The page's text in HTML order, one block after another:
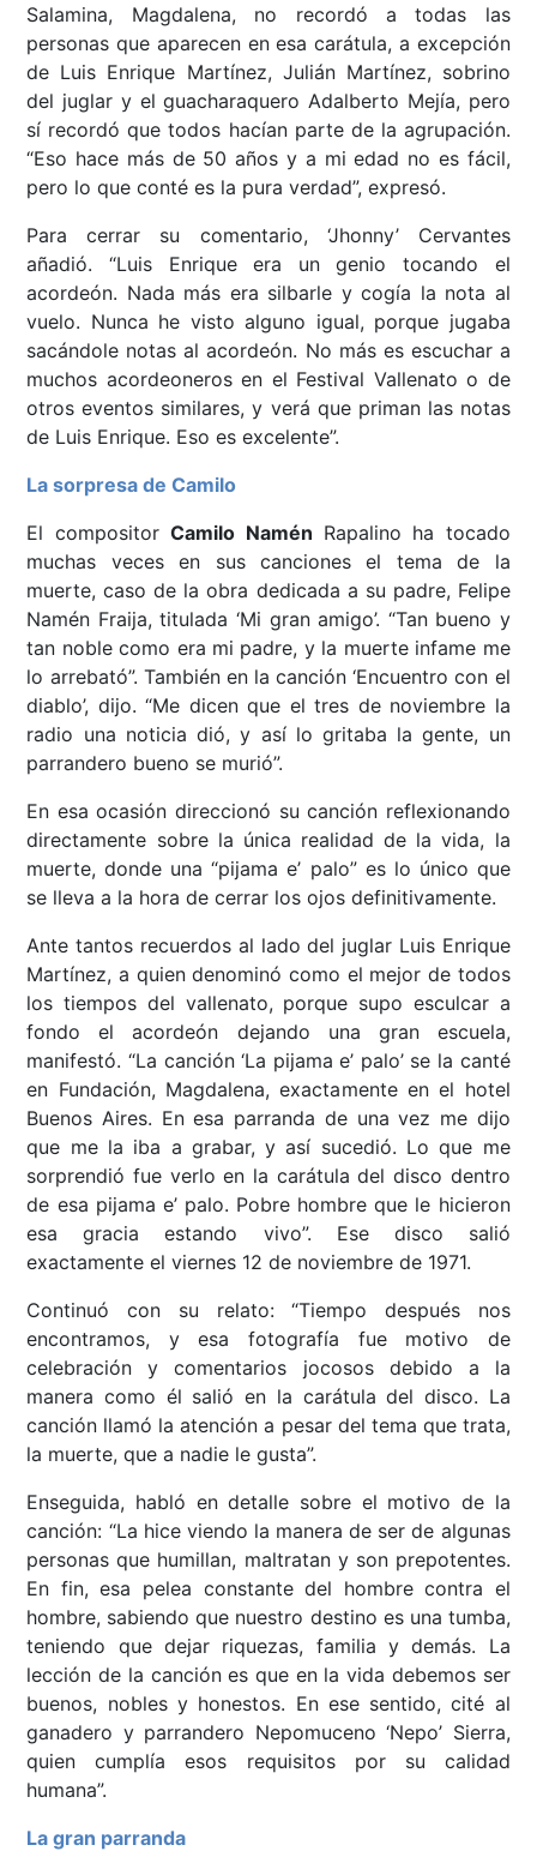
Salamina, Magdalena, no recordó a todas las
personas que aparecen en esa carátula, a excepción
de Luis Enrique Martínez, Julián Martínez, sobrino
del juglar y el guacharaquero Adalberto Mejía, pero
sí recordó que todos hacían parte de la agrupación.
“Eso hace más de 50 años y a mi edad no es fácil,
pero lo que conté es la pura verdad”, expresó.
Para cerrar su comentario, ‘Jhonny’ Cervantes
añadió. “Luis Enrique era un genio tocando el
acordeón. Nada más era silbarle y cogía la nota al
vuelo. Nunca he visto alguno igual, porque jugaba
sacándole notas al acordeón. No más es escuchar a
muchos acordeoneros en el Festival Vallenato o de
otros eventos similares, y verá que priman las notas
de Luis Enrique. Eso es excelente”.
La sorpresa de Camilo
El compositorCamilo Namén Rapalino ha tocado
muchas veces en sus canciones el tema de la
muerte, caso de la obra dedicada a su padre, Felipe
Namén Fraija, titulada ‘Mi gran amigo’. “Tan bueno y
tan noble como era mi padre, y la muerte infame me
lo arrebató”. También en la canción ‘Encuentro con el
diablo’, dijo. “Me dicen que el tres de noviembre la
radio una noticia dió, y así lo gritaba la gente, un
parrandero bueno se murió”.
En esa ocasión direccionó su canción reflexionando
directamente sobre la única realidad de la vida, la
muerte, donde una “pijama e’ palo” es lo único que
se lleva a la hora de cerrar los ojos definitivamente.
Ante tantos recuerdos al lado del juglar Luis Enrique
Martínez, a quien denominó como el mejor de todos
los tiempos del vallenato, porque supo esculcar a
fondo el acordeón dejando una gran escuela,
manifestó. “La canción ‘La pijama e’ palo’ se la canté
en Fundación, Magdalena, exactamente en el hotel
Buenos Aires. En esa parranda de una vez me dijo
que me la iba a grabar, y así sucedió. Lo que me
sorprendió fue verlo en la carátula del disco dentro
de esa pijama e’ palo. Pobre hombre que le hicieron
esa gracia estando vivo”. Ese disco salió
exactamente el viernes 12 de noviembre de 1971.
Continuó con su relato: “Tiempo después nos
encontramos, y esa fotografía fue motivo de
celebración y comentarios jocosos debido a la
manera como él salió en la carátula del disco. La
canción llamó la atención a pesar del tema que trata,
la muerte, que a nadie le gusta”.
Enseguida, habló en detalle sobre el motivo de la
canción: “La hice viendo la manera de ser de algunas
personas que humillan, maltratan y son prepotentes.
En fin, esa pelea constante del hombre contra el
hombre, sabiendo que nuestro destino es una tumba,
teniendo que dejar riquezas, familia y demás. La
lección de la canción es que en la vida debemos ser
buenos, nobles y honestos. En ese sentido, cité al
ganadero y parrandero Nepomuceno ‘Nepo’ Sierra,
quien cumplía esos requisitos por su calidad
humana”.
La gran parranda